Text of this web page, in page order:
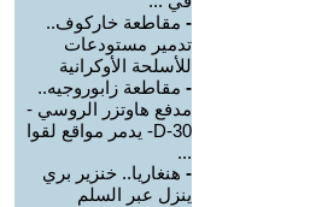
- مقاطعة خاركوف..
تدمير مستودعات
للأسلحة الأوكرانية
- مقاطعة زابوروجيه..
مدفع هاوتزر الروسي -
D-30- يدمر مواقع لقوا
...
- هنغاريا.. خنزير بري
ينزل عبر السلم